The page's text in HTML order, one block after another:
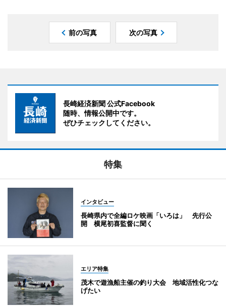
前の写真 次の写真
長崎経済新聞 公式Facebook
随時、情報公開中です。
ぜひチェックしてください。
特集
インタビュー
長崎県内で全編ロケ映画「いろは」 先行公
開 横尾初喜監督に聞く
エリア特集
茂木で遊漁船主催の釣り大会 地域活性化つな
げたい